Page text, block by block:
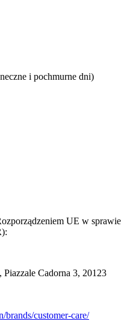
i pochmurne dni)
UE w sprawie
Cadorna 3, 20123
customer-care/